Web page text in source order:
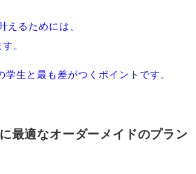
えるためには、
。
学生と最も差がつくポイントです。
最適なオーダーメイドのプラン